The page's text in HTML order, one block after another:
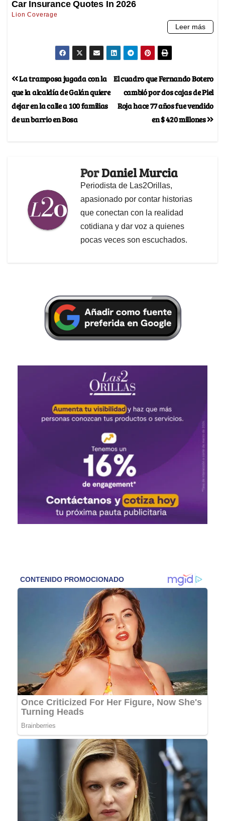
El cuadro que Fernando Botero
cambió por dos cajas de Piel
Roja hace 77 años fue vendido
en $ 420 millones
La tramposa jugada con la
que la alcaldía de Galán quiere
dejar en la calle a 100 familias
de un barrio en Bosa
PorDaniel Murcia
Periodista de Las2Orillas,
apasionado por contar historias
que conectan con la realidad
cotidiana y dar voz a quienes
pocas veces son escuchados.